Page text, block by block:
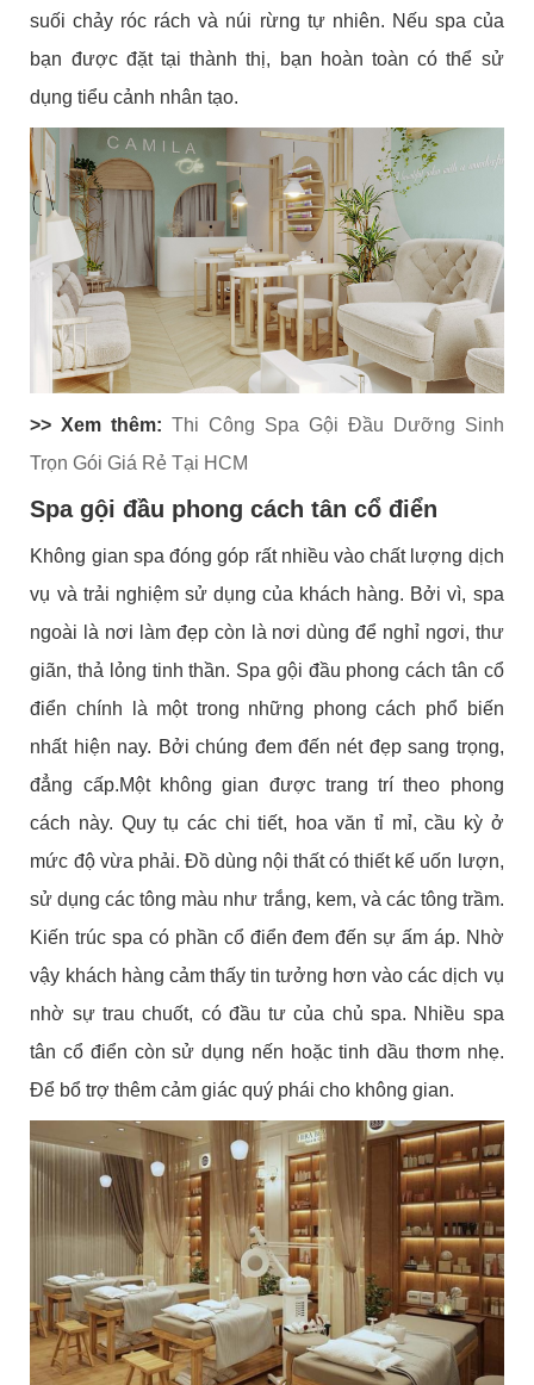
suối chảy róc rách và núi rừng tự nhiên. Nếu spa của
bạn được đặt tại thành thị, bạn hoàn toàn có thể sử
dụng tiểu cảnh nhân tạo.
>> Xem thêm: Thi Công Spa Gội Đầu Dưỡng Sinh
Trọn Gói Giá Rẻ Tại HCM
Spa gội đầu phong cách tân cổ điển
Không gian spa đóng góp rất nhiều vào chất lượng dịch
vụ và trải nghiệm sử dụng của khách hàng. Bởi vì, spa
ngoài là nơi làm đẹp còn là nơi dùng để nghỉ ngơi, thư
giãn, thả lỏng tinh thần. Spa gội đầu phong cách tân cổ
điểnchính là một trong những phong cách phổ biến
nhất hiện nay. Bởi chúng đem đến nét đẹp sang trọng,
đẳng cấp.Một không gian được trang trí theo phong
cách này. Quy tụ các chi tiết, hoa văn tỉ mỉ, cầu kỳ ở
mức độ vừa phải. Đồ dùng nội thất có thiết kế uốn lượn,
sử dụng các tông màu như trắng, kem, và các tông trầm.
Kiến trúc spa có phần cổ điển đem đến sự ấm áp. Nhờ
vậy khách hàng cảm thấy tin tưởng hơn vào các dịch vụ
nhờ sự trau chuốt, có đầu tư của chủ spa. Nhiều spa
tân cổ điển còn sử dụng nến hoặc tinh dầu thơm nhẹ.
Để bổ trợ thêm cảm giác quý phái cho không gian.